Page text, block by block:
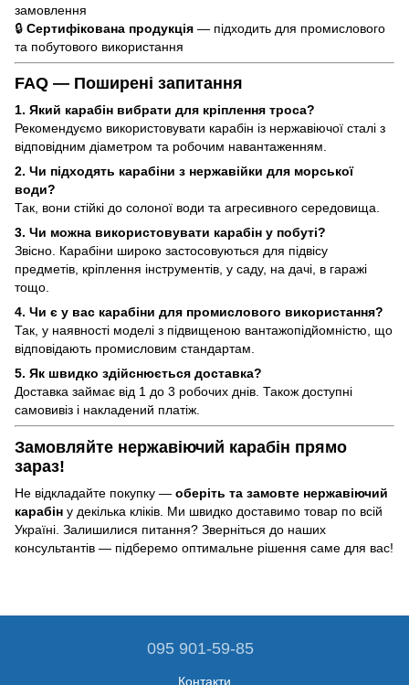
замовлення
🔒 Сертифікована продукція — підходить для промислового
та побутового використання
FAQ — Поширені запитання
1. Який карабін вибрати для кріплення троса?
Рекомендуємо використовувати карабін із нержавіючої сталі з
відповідним діаметром та робочим навантаженням.
2. Чи підходять карабіни з нержавійки для морської
води?
Так, вони стійкі до солоної води та агресивного середовища.
3. Чи можна використовувати карабін у побуті?
Звісно. Карабіни широко застосовуються для підвісу
предметів, кріплення інструментів, у саду, на дачі, в гаражі
тощо.
4. Чи є у вас карабіни для промислового використання?
Так, у наявності моделі з підвищеною вантажопідйомністю, що
відповідають промисловим стандартам.
5. Як швидко здійснюється доставка?
Доставка займає від 1 до 3 робочих днів. Також доступні
самовивіз і накладений платіж.
Замовляйте нержавіючий карабін прямо
зараз!
Не відкладайте покупку — оберіть та замовте нержавіючий
карабін у декілька кліків. Ми швидко доставимо товар по всій
Україні. Залишилися питання? Зверніться до наших
консультантів — підберемо оптимальне рішення саме для вас!
095 901-59-85
Контакти